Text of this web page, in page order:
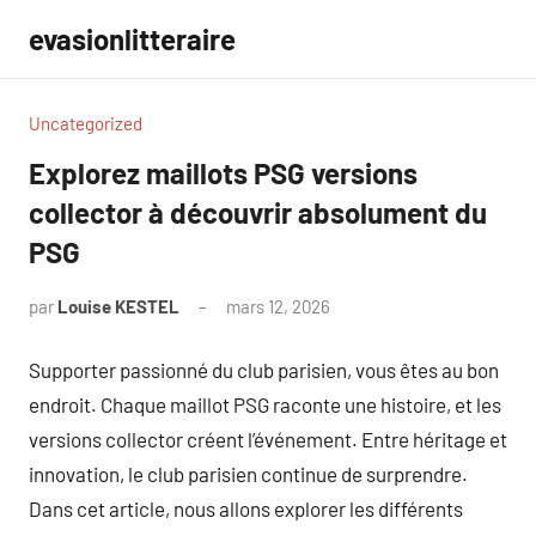
contenu
evasionlitteraire
Uncategorized
Explorez maillots PSG versions
collector à découvrir absolument du
PSG
par Louise KESTEL mars 12, 2026
Supporter passionné du club parisien, vous êtes au bon
endroit. Chaque maillot PSG raconte une histoire, et les
versions collector créent l’événement. Entre héritage et
innovation, le club parisien continue de surprendre.
Dans cet article, nous allons explorer les différents